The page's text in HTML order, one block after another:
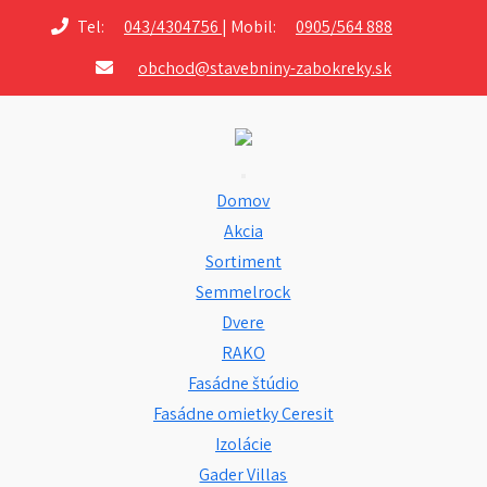
Tel: 043/4304756 | Mobil:
0905/564 888
obchod@stavebniny-zabokreky.sk
Domov
Akcia
Sortiment
Semmelrock
Dvere
RAKO
Fasádne štúdio
Fasádne omietky Ceresit
Izolácie
Gader Villas